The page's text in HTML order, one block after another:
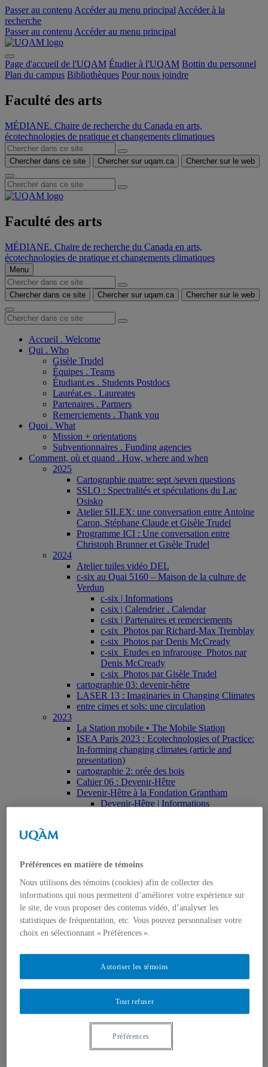
Passer au contenu Accéder au menu principal Accéder à la
recherche
Passer au contenu Accéder au menu principal
Page d'accueil de l'UQAM Étudier à l'UQAM Bottin du personnel
Plan du campus Bibliothèques Pour nous joindre
Faculté des arts
MÉDIANE. Chaire de recherche du Canada en arts,
écotechnologies de pratique et changements climatiques
Chercher dans ce site Chercher sur uqam.ca Chercher sur le web
Faculté des arts
MÉDIANE. Chaire de recherche du Canada en arts,
écotechnologies de pratique et changements climatiques
Menu
Chercher dans ce site Chercher sur uqam.ca Chercher sur le web
Accueil . Welcome
Qui . Who
Gisèle Trudel
Équipes . Teams
Étudiant.es . Students Postdocs
Lauréat.es . Laureates
Partenaires . Partners
Remerciements . Thank you
Quoi . What
Mission + orientations
Subventionnaires . Funding agencies
Comment, où et quand . How, where and when
2025
Cartographie quatre: sept /seven questions
SSLO : Spectralités et spéculations du Lac
Osisko
Atelier SILEX: une conversation entre Antoine
Caron, Stéphane Claude et Gisèle Trudel
Programme ICI : Une conversation entre
Christoph Brunner et Gisèle Trudel
2024
Atelier tuiles vidéo DEL
c-six au Quai 5160 – Maison de la culture de
Verdun
c-six | Informations
c-six | Calendrier . Calendar
c-six | Partenaires et remerciements
c-six_Photos par Richard-Max Tremblay
c-six_Photos par Denis McCready
c-six_Etudes en infrarouge_Photos par
Denis McCready
c-six_Photos par Gisèle Trudel
cartographie 03: devenir-hêtre
LASER 13 : Imaginaries in Changing Climates
entre cimes et sols: une circulation
2023
La Station mobile • The Mobile Station
ISEA Paris 2023 : Ecotechnologies of Practice:
In-forming changing climates (article and
presentation)
cartographie 2: orée des bois
Cahier 06 : Devenir-Hêtre
Devenir-Hêtre à la Fondation Grantham
Devenir-Hêtre | Informations
Going with the Flow. Exploring ecotechnologies
in practice
LASER 12 – Écologie et technologie : les
approches créatives en architecture, art,
ingénierie et philosophie
La Station climatique mobile
colloque annuel du Centre d’étude de la forêt
Foire Papier 2022
Documentation_Photos par Alexis
Bellavance
Orée des bois | Plan d’accès . Access map
Orée des bois | Calendrier . Calendar
Préférences en matière de témoins
Nous utilisons des témoins (cookies) afin de collecter des
informations qui nous permettent d’améliorer votre expérience sur
le site, de vous proposer des contenus vidéo, d’analyser les
statistiques de fréquentation, etc. Vous pouvez personnaliser votre
choix en sélectionnant « Préférences ».
Tout refuser
Autoriser les témoins
Préférences